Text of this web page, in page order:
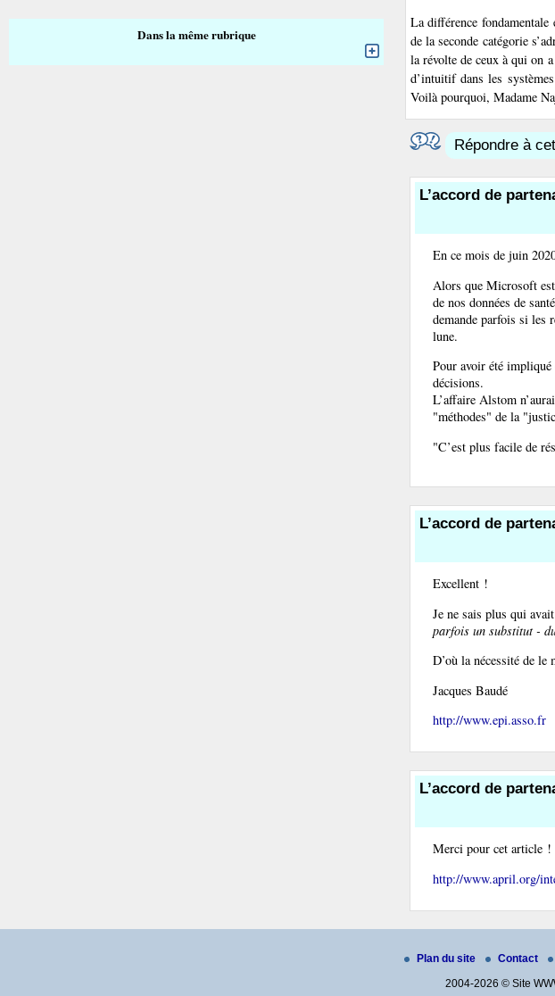
La différence
de la seconde catégorie
la révolte de ceux à qui on
d’intuitif dans les
Voilà pourquoi, Madame
Répondre à
L’accord de
En ce mois de juin
Alors que Microsoft est
de nos données de
demande parfois si les
lune.
Pour avoir été impliqué
décisions.
L’affaire Alstom
"méthodes" de la
"C’est plus facile de
L’accord de
Excellent !
Je ne sais plus qui
parfois un substitut -
D’où la nécessité de
Jacques Baudé
http://www.epi.asso.fr
L’accord de
Merci pour cet article !
http://www.april.org/
Dans la même rubrique
Plan du site Contact
2004-2026 © Site